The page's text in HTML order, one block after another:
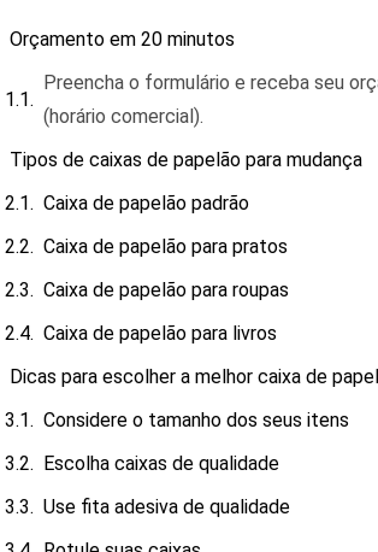
Orçamento em 20 minutos
Preencha o formulário e receba seu
(horário comercial).
Tipos de caixas de papelão para mudança
Caixa de papelão padrão
Caixa de papelão para pratos
Caixa de papelão para roupas
Caixa de papelão para livros
Dicas para escolher a melhor caixa de
Considere o tamanho dos seus itens
Escolha caixas de qualidade
Use fita adesiva de qualidade